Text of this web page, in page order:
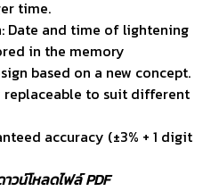
time.
Date and time of lightening
in the memory
based on a new concept.
replaceable to suit different
accuracy (±3% + 1 digit
วน์โหลดไฟล์ PDF